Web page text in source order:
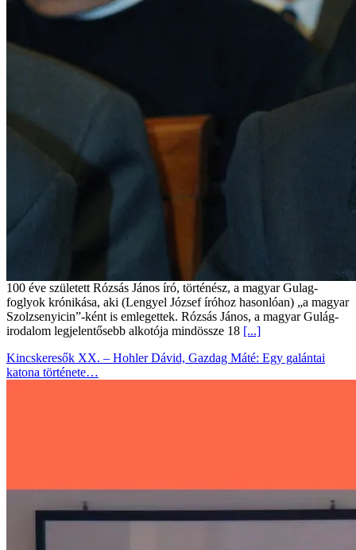
100 éve született Rózsás János író, történész, a magyar Gulag-
foglyok krónikása, aki (Lengyel József íróhoz hasonlóan) „a magyar
Szolzsenyicin”-ként is emlegettek. Rózsás János, a magyar Gulág-
irodalom legjelentősebb alkotója mindössze 18 [...]
Kincskeresők XX. – Hohler Dávid, Gazdag Máté: Egy galántai
katona története…